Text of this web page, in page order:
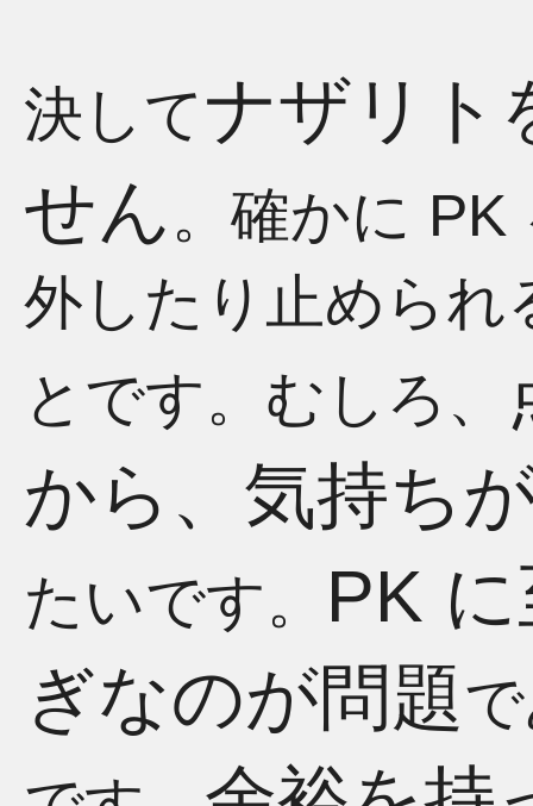
決してナザリト
せん。確かに PK
外したり止められ
とです。むしろ、
から、気持ち
たいです。 PK
ぎなのが問題